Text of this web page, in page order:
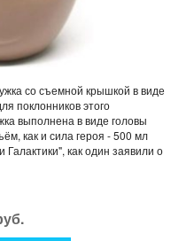
со съемной крышкой в виде
поклонников этого
выполнена в виде головы
как и сила героя - 500 мл
как один заявили о